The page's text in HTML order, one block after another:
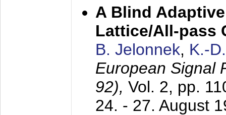
A Blind
Lattice/All-pass
B. Jelonnek, K.-
European Signal
92), Vol. 2, pp.
24. - 27. August